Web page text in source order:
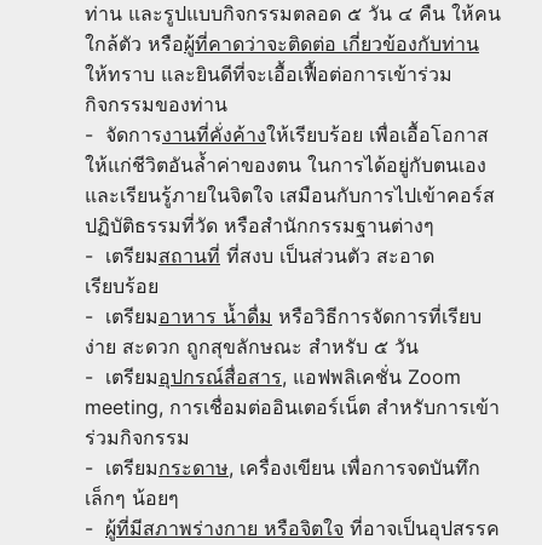
ท่าน และรูปแบบกิจกรรมตลอด ๕ วัน ๔ คืน ให้คน
ใกล้ตัว หรือผู้ที่คาดว่าจะติดต่อ เกี่ยวข้องกับท่าน
ให้ทราบ และยินดีที่จะเอื้อเฟื้อต่อการเข้าร่วม
กิจกรรมของท่าน
- จัดการงานที่คั่งค้างให้เรียบร้อย เพื่อเอื้อโอกาส
ให้แก่ชีวิตอันล้ำค่าของตน ในการได้อยู่กับตนเอง
และเรียนรู้ภายในจิตใจ เสมือนกับการไปเข้าคอร์ส
ปฏิบัติธรรมที่วัด หรือสำนักกรรมฐานต่างๆ
- เตรียมสถานที่ ที่สงบ เป็นส่วนตัว สะอาด
เรียบร้อย
- เตรียมอาหาร น้ำดื่ม หรือวิธีการจัดการที่เรียบ
ง่าย สะดวก ถูกสุขลักษณะ สำหรับ ๕ วัน
- เตรียมอุปกรณ์สื่อสาร, แอฟพลิเคชั่น Zoom
meeting, การเชื่อมต่ออินเตอร์เน็ต สำหรับการเข้า
ร่วมกิจกรรม
- เตรียมกระดาษ, เครื่องเขียน เพื่อการจดบันทึก
เล็กๆ น้อยๆ
- ผู้ที่มีสภาพร่างกาย หรือจิตใจ ที่อาจเป็นอุปสรรค